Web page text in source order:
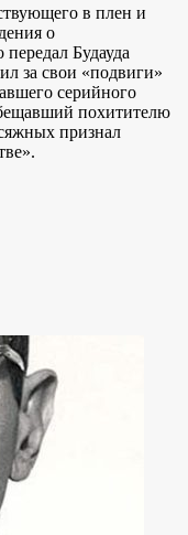
в плен и
о
Будауда
за свои «подвиги»
серийного
похитителю
признал